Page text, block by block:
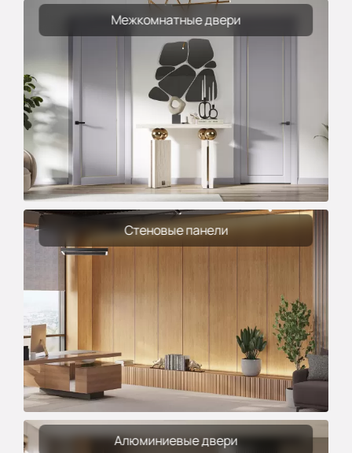
Межкомнатные двери
Стеновые панели
Алюминиевые двери